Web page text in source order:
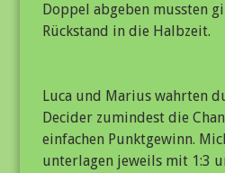
Doppel abgeben mussten
Rückstand in die Halbzeit.
Luca und Marius wahrten
Decider zumindest die
einfachen Punktgewinn.
unterlagen jeweils mit 1:3